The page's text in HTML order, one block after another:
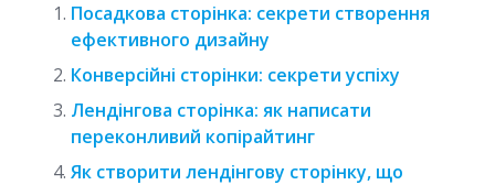
Посадкова сторінка: секрети створення
ефективного дизайну
Конверсійні сторінки: секрети успіху
Лендінгова сторінка: як написати
переконливий копірайтинг
Як створити лендінгову сторінку, що